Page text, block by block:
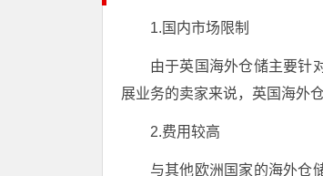
1.国内市场限制
由于英国海外仓储主要针
展业务的卖家来说，英国海外
2.费用较高
与其他欧洲国家的海外仓